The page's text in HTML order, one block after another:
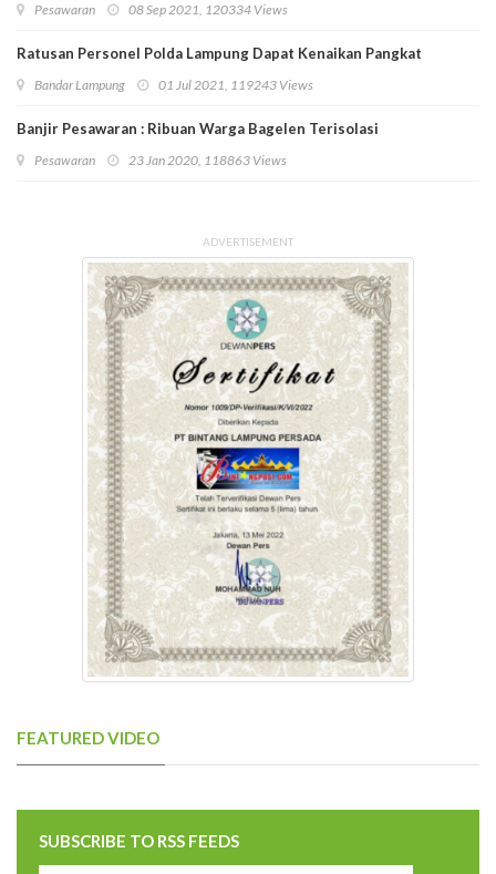
Pesawaran 08 Sep 2021, 120334 Views
Ratusan Personel Polda Lampung Dapat Kenaikan Pangkat
Bandar Lampung 01 Jul 2021, 119243 Views
Banjir Pesawaran : Ribuan Warga Bagelen Terisolasi
Pesawaran 23 Jan 2020, 118863 Views
ADVERTISEMENT
FEATURED VIDEO
SUBSCRIBE TO RSS FEEDS